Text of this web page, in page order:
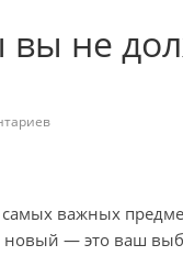
вы не
важных
новый — это ваш